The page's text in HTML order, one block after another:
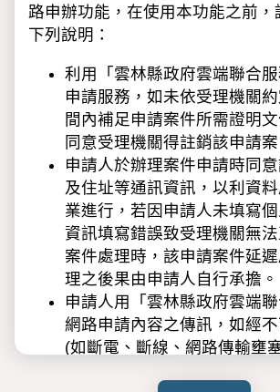
路申辦功能，在使用本功能之前，
下列說明：
利用「雲林縣政府雲端聯合
申請服務，如未依受理機關
間內補足申請案件所需證明
同意受理機關得註銷該申請案
申請人於辦理案件申請時同
及住址等通訊資訊，以利資
業進行，若因申請人未填寫
資訊填寫錯誤致受理機關無
案件處理時，該申請案件延
理之後果由申請人自行承擔。
申請人用「雲林縣政府雲端聯
網路申請內容之傳訊，如經
(如斷電、斷線、網路傳輸壅